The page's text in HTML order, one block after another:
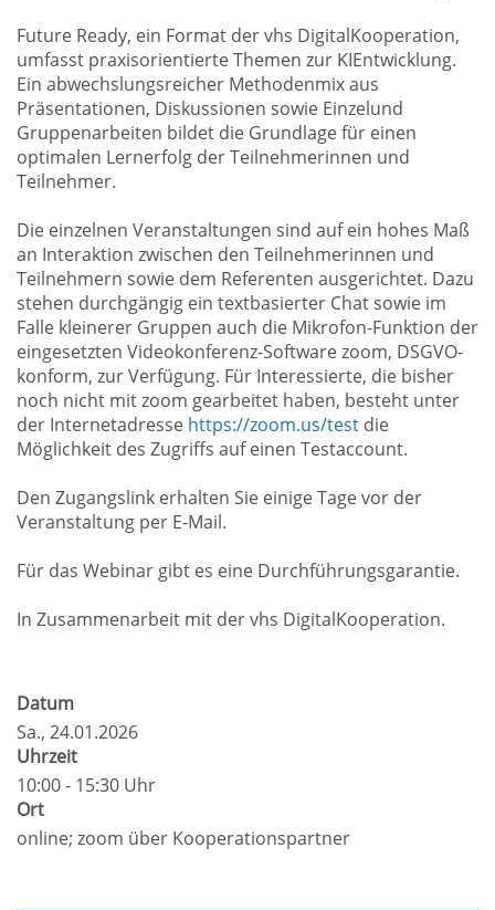
Future Ready, ein Format der vhs DigitalKooperation,
umfasst praxisorientierte Themen zur KIEntwicklung.
Ein abwechslungsreicher Methodenmix aus
Präsentationen, Diskussionen sowie Einzelund
Gruppenarbeiten bildet die Grundlage für einen
optimalen Lernerfolg der Teilnehmerinnen und
Teilnehmer.
Die einzelnen Veranstaltungen sind auf ein hohes Maß
an Interaktion zwischen den Teilnehmerinnen und
Teilnehmern sowie dem Referenten ausgerichtet. Dazu
stehen durchgängig ein textbasierter Chat sowie im
Falle kleinerer Gruppen auch die Mikrofon-Funktion der
eingesetzten Videokonferenz-Software zoom, DSGVO-
konform, zur Verfügung. Für Interessierte, die bisher
noch nicht mit zoom gearbeitet haben, besteht unter
der Internetadresse https://zoom.us/test die
Möglichkeit des Zugriffs auf einen Testaccount.
Den Zugangslink erhalten Sie einige Tage vor der
Veranstaltung per E-Mail.
Für das Webinar gibt es eine Durchführungsgarantie.
In Zusammenarbeit mit der vhs DigitalKooperation.
Datum
Sa., 24.01.2026
Uhrzeit
10:00 - 15:30 Uhr
Ort
online; zoom über Kooperationspartner